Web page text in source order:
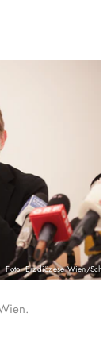
Foto: Erzdiözese Wien/